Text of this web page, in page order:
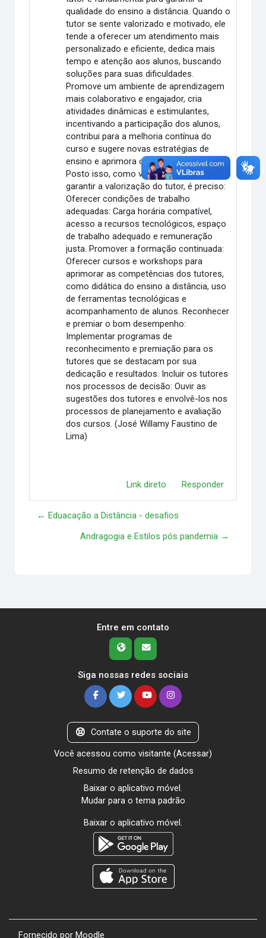
qualidade do ensino a distância. Quando o
tutor se sente valorizado e motivado, ele
tende a oferecer um atendimento mais
personalizado e eficiente, dedica mais
tempo e atenção aos alunos, buscando
soluções para suas dificuldades.
Promove um ambiente de aprendizagem
mais colaborativo e engajador, cria
atividades dinâmicas e estimulantes,
incentivando a participação dos alunos,
contribui para a melhoria contínua do
curso e sugere novas estratégias de
ensino e aprimora os materiais didáticos.
Posto isso, como valorizar o tutor? Para
garantir a valorização do tutor, é preciso:
Oferecer condições de trabalho
adequadas: Carga horária compatível,
acesso a recursos tecnológicos, espaço
de trabalho adequado e remuneração
justa. Promover a formação continuada:
Oferecer cursos e workshops para
aprimorar as competências dos tutores,
como didática do ensino a distância, uso
de ferramentas tecnológicas e
acompanhamento de alunos. Reconhecer
e premiar o bom desempenho:
Implementar programas de
reconhecimento e premiação para os
tutores que se destacam por sua
dedicação e resultados. Incluir os tutores
nos processos de decisão: Ouvir as
sugestões dos tutores e envolvê-los nos
processos de planejamento e avaliação
dos cursos. (José Willamy Faustino de
Lima)
Link direto Responder
← Eduacação a Distância - desafios
Andragogia e Estilos pós pandemia →
Entre em contato
Siga nossas redes sociais
Contate o suporte do site
Você acessou como visitante (Acessar)
Resumo de retenção de dados
Baixar o aplicativo móvel.
Mudar para o tema padrão
Baixar o aplicativo móvel.
Fornecido por Moodle